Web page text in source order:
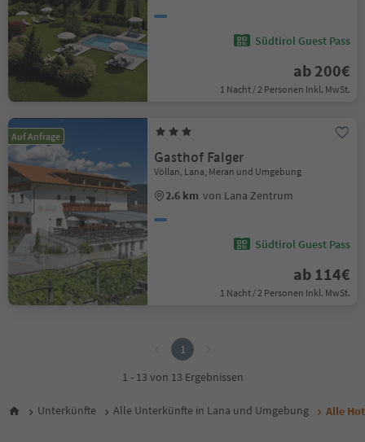
Südtirol Guest Pass
ab 200€
1 Nacht / 2 Personen Inkl. MwSt.
Auf Anfrage
Gasthof Falger
Völlan, Lana, Meran und Umgebung
2.6 km von Lana Zentrum
Südtirol Guest Pass
ab 114€
1 Nacht / 2 Personen Inkl. MwSt.
1
1 - 13 von 13 Ergebnissen
Unterkünfte Alle Unterkünfte in Lana und Umgebung Alle